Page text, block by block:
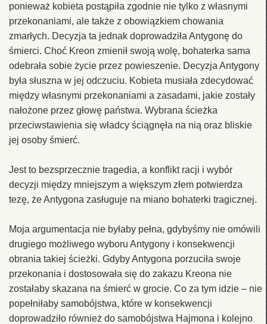
ponieważ kobieta postąpiła zgodnie nie tylko z własnymi
przekonaniami, ale także z obowiązkiem chowania
zmarłych. Decyzja ta jednak doprowadziła Antygonę do
śmierci. Choć Kreon zmienił swoją wolę, bohaterka sama
odebrała sobie życie przez powieszenie. Decyzja Antygony
była słuszna w jej odczuciu. Kobieta musiała zdecydować
między własnymi przekonaniami a zasadami, jakie zostały
nałożone przez głowę państwa. Wybrana ścieżka
przeciwstawienia się władcy ściągnęła na nią oraz bliskie
jej osoby śmierć.
Jest to bezsprzecznie tragedia, a konflikt racji i wybór
decyzji między mniejszym a większym złem potwierdza
tezę, że Antygona zasługuje na miano bohaterki tragicznej.
Moja argumentacja nie byłaby pełna, gdybyśmy nie omówili
drugiego możliwego wyboru Antygony i konsekwencji
obrania takiej ścieżki. Gdyby Antygona porzuciła swoje
przekonania i dostosowała się do zakazu Kreona nie
zostałaby skazana na śmierć w grocie. Co za tym idzie – nie
popełniłaby samobójstwa, które w konsekwencji
doprowadziło również do samobójstwa Hajmona i kolejno